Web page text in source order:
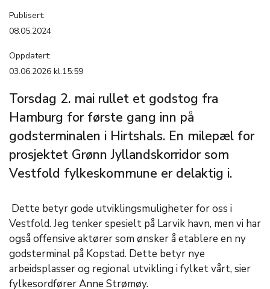
Publisert:
08.05.2024
Oppdatert:
03.06.2026 kl.15:59
Torsdag 2. mai rullet et godstog fra
Hamburg for første gang inn på
godsterminalen i Hirtshals. En milepæl for
prosjektet Grønn Jyllandskorridor som
Vestfold fylkeskommune er delaktig i.
Dette betyr gode utviklingsmuligheter for oss i
Vestfold. Jeg tenker spesielt på Larvik havn, men vi har
også offensive aktører som ønsker å etablere en ny
godsterminal på Kopstad. Dette betyr nye
arbeidsplasser og regional utvikling i fylket vårt, sier
fylkesordfører Anne Strømøy.